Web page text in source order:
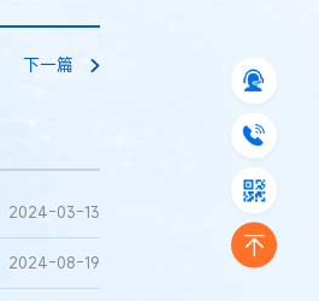
下一篇
2024-03-13
2024-08-19